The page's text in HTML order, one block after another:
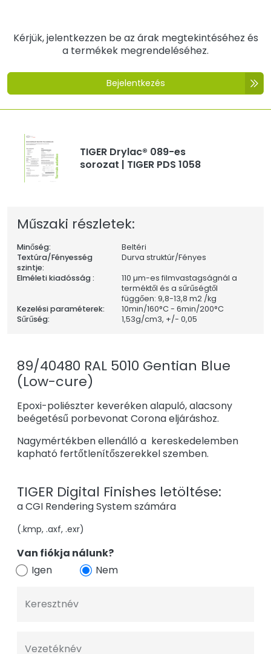
Kérjük, jelentkezzen be az árak megtekintéséhez és
a termékek megrendeléséhez.
Bejelentkezés
TIGER Drylac® 089-es
sorozat | TIGER PDS 1058
Műszaki részletek:
Minőség:
Beltéri
Textúra/Fényesség
szintje:
Durva struktúr/Fényes
Elméleti kiadósság :
110 µm-es filmvastagságnál a
terméktől és a sűrűségtől
függően: 9,8-13,8 m2 /kg
Kezelési paraméterek:
10min/160°C - 6min/200°C
Sűrűség:
1,53g/cm3, +/- 0,05
89/40480 RAL 5010 Gentian Blue
(Low-cure)
Epoxi-poliészter keveréken alapuló, alacsony
beégetésű porbevonat Corona eljáráshoz.
Nagymértékben ellenálló a kereskedelemben
kapható fertőtlenítőszerekkel szemben.
TIGER Digital Finishes letöltése:
a CGI Rendering System számára
(.kmp, .axf, .exr)
Van fiókja nálunk?
Igen
Nem
Keresztnév
Vezetéknév